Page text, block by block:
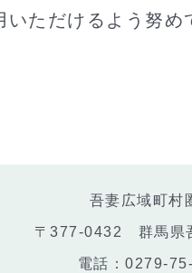
ただけるよう努
吾妻広域町村
〒377-0432 群馬県
電話：0279-